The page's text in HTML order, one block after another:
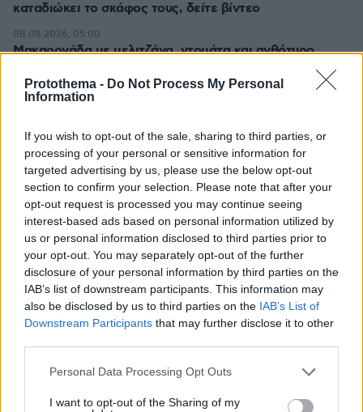
Protothema - Do Not Process My Personal
Information
If you wish to opt-out of the sale, sharing to third parties, or
processing of your personal or sensitive information for
targeted advertising by us, please use the below opt-out
section to confirm your selection. Please note that after your
opt-out request is processed you may continue seeing
interest-based ads based on personal information utilized by
us or personal information disclosed to third parties prior to
your opt-out. You may separately opt-out of the further
disclosure of your personal information by third parties on the
IAB’s list of downstream participants. This information may
also be disclosed by us to third parties on the IAB’s List of
Downstream Participants that may further disclose it to other
Please note that this website/app uses one or more Google
not limited to your visit or usage behaviour. You may click to
Personal Data Processing Opt Outs
I want to opt-out of the Sharing of my
καταδιώκει το σκάφος τους, δείτε βίντεο
Μακαρονάδα με μελιτζάνα, ντομάτα και ανθότυρο
08.08.2026, 05:00
Ρωσικά πλήγματα σε Κίεβο και Μπροβαρί: Τρεις νεκροί,
08.08.2026, 04:13
Ήττα της Σάκκαρη με 2-0 από την Γκοφ και αποκλεισμός
στο Τορόντο
08.08.2026, 03:37
ΔΕΙΤΕ ΟΛΕΣ ΤΙΣ ΕΙΔΗΣΕΙΣ
ΤΑ ΠΙΟ ΔΗΜΟΦΙΛΗ